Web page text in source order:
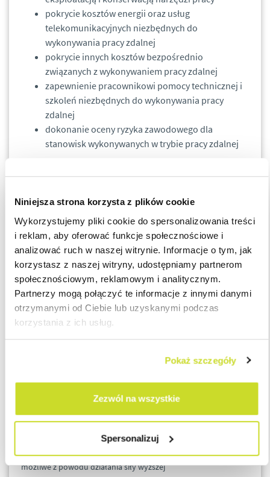
Niniejsza strona korzysta z plików cookie
Wykorzystujemy pliki cookie do spersonalizowania treści
i reklam, aby oferować funkcje społecznościowe i
analizować ruch w naszej witrynie. Informacje o tym, jak
korzystasz z naszej witryny, udostępniamy partnerom
społecznościowym, reklamowym i analitycznym.
Partnerzy mogą połączyć te informacje z innymi danymi
otrzymanymi od Ciebie lub uzyskanymi podczas
korzystania z ich usług.
Pokaż szczegóły
Zezwól na wszystkie
Spersonalizuj
pokrycie kosztów energii oraz usług
telekomunikacyjnych niezbędnych do
wykonywania pracy zdalnej
pokrycie innych kosztów bezpośrednio
związanych z wykonywaniem pracy zdalnej
zapewnienie pracownikowi pomocy technicznej i
szkoleń niezbędnych do wykonywania pracy
zdalnej
dokonanie oceny ryzyka zawodowego dla
stanowisk wykonywanych w trybie pracy zdalnej
Znowelizowane przepisy wprowadzają również pojęcie praca
który może być złożony w postaci papierowej lub
elektronicznej. Wymiar okazjonalnej pracy zdalnej będzie
wynosił 24 dni w roku kalendarzowym i nie będą do niej
stosowane zastosowania wszystkie regulacje, np. pracodawca
nie będzie musiał zapewniać do niej materiałów i narzędzi.
W przypadku, gdy pracodawca nie zdecyduje się na
wprowadzanie w zakładzie pracy zdalnej nadal będzie ona
mogła być wykonywana na polecenie pracodawcy, ale tylko:
1) w okresie obowiązywania stanu nadzwyczajnego, stanu
2) w okresie, w którym zapewnienie przez pracodawcę
bezpiecznych i higienicznych warunków pracy w
dotychczasowym miejscu pracy pracownika nie jest czasowo
możliwe z powodu działania siły wyższej